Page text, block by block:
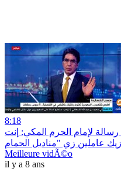
8:18
لإمام الحرم المكي: إنت
Meilleure vidÃ©o
il y a 8 ans